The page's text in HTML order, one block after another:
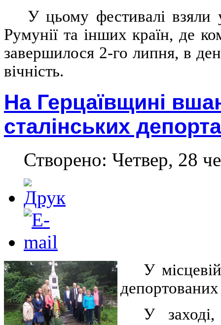
У цьому фестивалі взяли
Румунії та інших країн, де
завершилося 2-го липня, в
вічність.
На Герцаївщині
сталінських
Створено: Четвер, 28
У
У